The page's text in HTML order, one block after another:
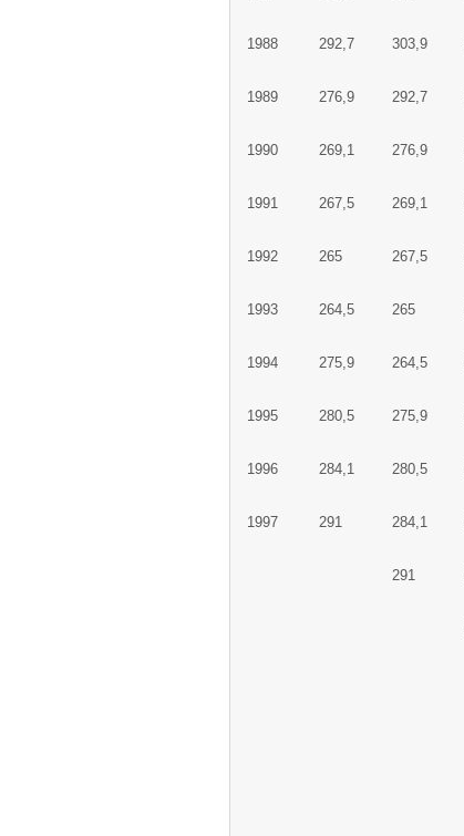
1988 292,7 303,9
1989 276,9 292,7
1990 269,1 276,9
1991 267,5 269,1
1992 265 267,5
1993 264,5 265
1994 275,9 264,5
1995 280,5 275,9
1996 284,1 280,5
1997 291 284,1
291